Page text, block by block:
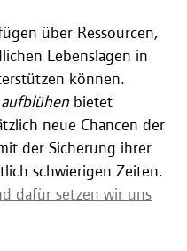
über Ressourcen,
Lebenslagen in
können.
bietet
neue Chancen der
der Sicherung ihrer
schwierigen Zeiten.
dafür setzen wir uns